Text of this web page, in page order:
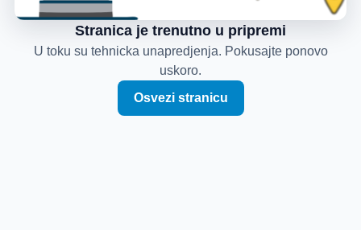
Stranica je trenutno u pripremi
U toku su tehnicka unapredjenja. Pokusajte ponovo
uskoro.
Osvezi stranicu